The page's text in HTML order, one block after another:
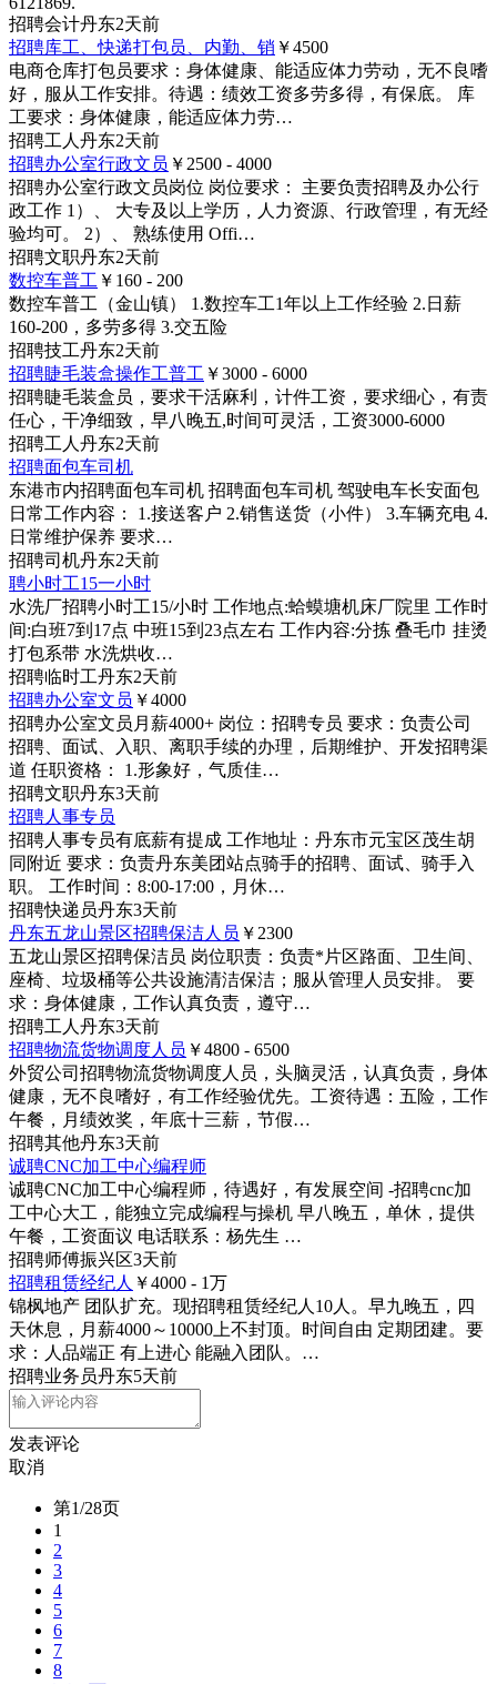
招聘会计丹东2天前
招聘库工、快递打包员、内勤、销 ￥4500
电商仓库打包员要求：身体健康、能适应体力劳动，无不良嗜
好，服从工作安排。待遇：绩效工资多劳多得，有保底。 库
工要求：身体健康，能适应体力劳…
招聘工人 丹东2天前
招聘办公室行政文员 ￥2500 - 4000
招聘办公室行政文员岗位 岗位要求： 主要负责招聘及办公行
政工作 1）、 大专及以上学历，人力资源、行政管理，有无经
验均可。 2）、 熟练使用 Offi…
招聘文职丹东2天前
数控车普工 ￥160 - 200
数控车普工（金山镇） 1.数控车工1年以上工作经验 2.日薪
160-200，多劳多得 3.交五险
招聘技工丹东2天前
招聘睫毛装盒操作工普工 ￥3000 - 6000
招聘睫毛装盒员，要求干活麻利，计件工资，要求细心，有责
任心，干净细致，早八晚五,时间可灵活，工资3000-6000
招聘工人 丹东2天前
招聘面包车司机
东港市内招聘面包车司机 招聘面包车司机 驾驶电车长安面包
日常工作内容： 1.接送客户 2.销售送货（小件） 3.车辆充电 4.
日常维护保养 要求…
招聘司机丹东2天前
聘小时工15一小时
水洗厂招聘小时工15/小时 工作地点:蛤蟆塘机床厂院里 工作时
间:白班7到17点 中班15到23点左右 工作内容:分拣 叠毛巾 挂烫
打包系带 水洗烘收…
招聘临时工丹东2天前
招聘办公室文员 ￥4000
招聘办公室文员月薪4000+ 岗位：招聘专员 要求：负责公司
招聘、面试、入职、离职手续的办理，后期维护、开发招聘渠
道 任职资格： 1.形象好，气质佳…
招聘文职丹东3天前
招聘人事专员
招聘人事专员有底薪有提成 工作地址：丹东市元宝区茂生胡
同附近 要求：负责丹东美团站点骑手的招聘、面试、骑手入
职。 工作时间：8:00-17:00，月休…
招聘快递员丹东3天前
丹东五龙山景区招聘保洁人员 ￥2300
五龙山景区招聘保洁员 岗位职责：负责*片区路面、卫生间、
座椅、垃圾桶等公共设施清洁保洁；服从管理人员安排。 要
求：身体健康，工作认真负责，遵守…
招聘工人 丹东3天前
招聘物流货物调度人员 ￥4800 - 6500
外贸公司招聘物流货物调度人员，头脑灵活，认真负责，身体
健康，无不良嗜好，有工作经验优先。工资待遇：五险，工作
午餐，月绩效奖，年底十三薪，节假…
招聘其他丹东3天前
诚聘CNC加工中心编程师
诚聘CNC加工中心编程师，待遇好，有发展空间 -招聘cnc加
工中心大工，能独立完成编程与操机 早八晚五，单休，提供
午餐，工资面议 电话联系：杨先生 …
招聘师傅振兴区3天前
招聘租赁经纪人 ￥4000 - 1万
锦枫地产 团队扩充。现招聘租赁经纪人10人。早九晚五，四
天休息，月薪4000～10000上不封顶。时间自由 定期团建。要
求：人品端正 有上进心 能融入团队。…
招聘业务员丹东5天前
发表评论
取消
第1/28页
1
2
3
4
5
6
7
8